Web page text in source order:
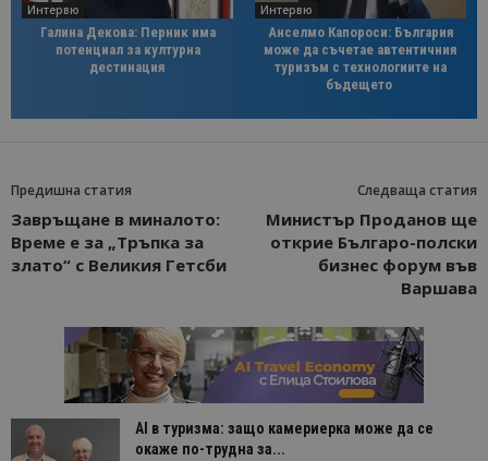
Интервю
Галина Декова: Перник има
потенциал за културна
дестинация
Интервю
Анселмо Капороси: България
може да съчетае автентичния
туризъм с технологиите на
бъдещето
Предишна статия
Завръщане в миналото:
Време е за „Тръпка за
злато“ с Великия Гетсби
Следваща статия
Министър Проданов ще
открие Българо-полски
бизнес форум във
Варшава
AI в туризма: защо камериерка може да се
окаже по-трудна за...